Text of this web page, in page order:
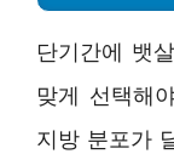
단기간에 뱃
맞게 선택해
지방 분포가